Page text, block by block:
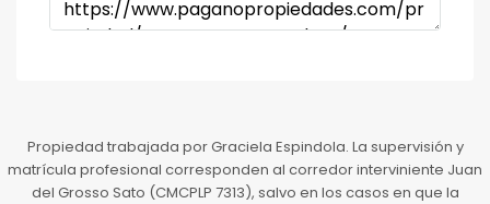
Propiedad trabajada por Graciela Espindola. La supervisión y
matrícula profesional corresponden al corredor interviniente Juan
del Grosso Sato (CMCPLP 7313), salvo en los casos en que la